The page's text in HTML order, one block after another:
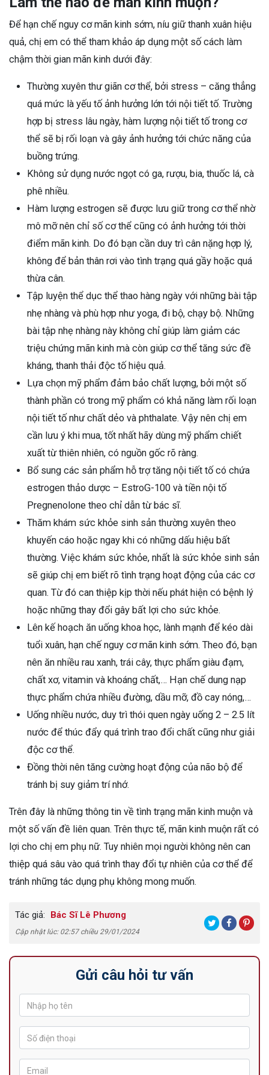
Để hạn chế nguy cơ mãn kinh sớm, níu giữ thanh xuân hiệu
quả, chị em có thể tham khảo áp dụng một số cách làm
chậm thời gian mãn kinh dưới đây:
Thường xuyên thư giãn cơ thể, bởi stress – căng thẳng
quá mức là yếu tố ảnh hưởng lớn tới nội tiết tố. Trường
hợp bị stress lâu ngày, hàm lượng nội tiết tố trong cơ
thể sẽ bị rối loạn và gây ảnh hưởng tới chức năng của
buồng trứng.
Không sử dụng nước ngọt có ga, rượu, bia, thuốc lá, cà
phê nhiều.
Hàm lượng estrogen sẽ được lưu giữ trong cơ thể nhờ
mô mỡ nên chỉ số cơ thể cũng có ảnh hưởng tới thời
điểm mãn kinh. Do đó bạn cần duy trì cân nặng hợp lý,
không để bản thân rơi vào tình trạng quá gầy hoặc quá
thừa cân.
Tập luyện thể dục thể thao hàng ngày với những bài tập
nhẹ nhàng và phù hợp như yoga, đi bộ, chạy bộ. Những
bài tập nhẹ nhàng này không chỉ giúp làm giảm các
triệu chứng mãn kinh mà còn giúp cơ thể tăng sức đề
kháng, thanh thải độc tố hiệu quả.
Lựa chọn mỹ phẩm đảm bảo chất lượng, bởi một số
thành phần có trong mỹ phẩm có khả năng làm rối loạn
nội tiết tố như chất dẻo và phthalate. Vậy nên chị em
cần lưu ý khi mua, tốt nhất hãy dùng mỹ phẩm chiết
xuất từ thiên nhiên, có nguồn gốc rõ ràng.
Bổ sung các sản phẩm hỗ trợ tăng nội tiết tố có chứa
estrogen thảo dược – EstroG-100 và tiền nội tố
Pregnenolone theo chỉ dẫn từ bác sĩ.
Thăm khám sức khỏe sinh sản thường xuyên theo
khuyến cáo hoặc ngay khi có những dấu hiệu bất
thường. Việc khám sức khỏe, nhất là sức khỏe sinh sản
sẽ giúp chị em biết rõ tình trạng hoạt động của các cơ
quan. Từ đó can thiệp kịp thời nếu phát hiện có bệnh lý
hoặc những thay đổi gây bất lợi cho sức khỏe.
Lên kế hoạch ăn uống khoa học, lành mạnh để kéo dài
tuổi xuân, hạn chế nguy cơ mãn kinh sớm. Theo đó, bạn
nên ăn nhiều rau xanh, trái cây, thực phẩm giàu đạm,
chất xơ, vitamin và khoáng chất,… Hạn chế dung nạp
thực phẩm chứa nhiều đường, dầu mỡ, đồ cay nóng,…
Uống nhiều nước, duy trì thói quen ngày uống 2 – 2.5 lít
nước để thúc đẩy quá trình trao đổi chất cũng như giải
độc cơ thể.
Đồng thời nên tăng cường hoạt động của não bộ để
tránh bị suy giảm trí nhớ.
Trên đây là những thông tin về tình trạng mãn kinh muộn và
một số vấn đề liên quan. Trên thực tế, mãn kinh muộn rất có
lợi cho chị em phụ nữ. Tuy nhiên mọi người không nên can
thiệp quá sâu vào quá trình thay đổi tự nhiên của cơ thể để
tránh những tác dụng phụ không mong muốn.
Tác giả: Bác Sĩ Lê Phương
Cập nhật lúc: 02:57 chiều 29/01/2024
Gửi câu hỏi tư vấn